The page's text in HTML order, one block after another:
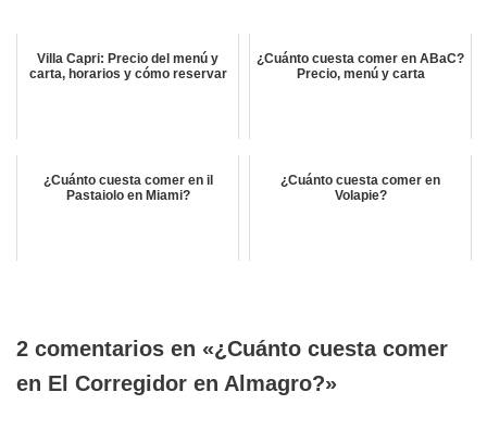
Villa Capri: Precio del menú y
carta, horarios y cómo reservar
¿Cuánto cuesta comer en ABaC?
Precio, menú y carta
¿Cuánto cuesta comer en il
Pastaiolo en Miami?
¿Cuánto cuesta comer en
Volapie?
2 comentarios en «¿Cuánto cuesta comer
en El Corregidor en Almagro?»